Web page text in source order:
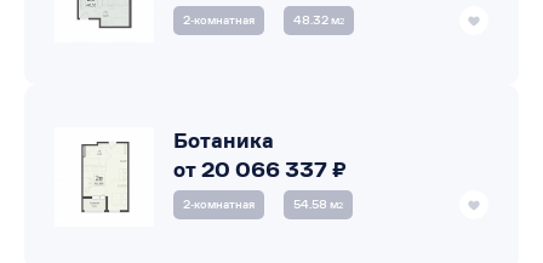
2‑комнатная 48.32 м2
Ботаника
от 20 066 337 ₽
2‑комнатная 54.58 м2